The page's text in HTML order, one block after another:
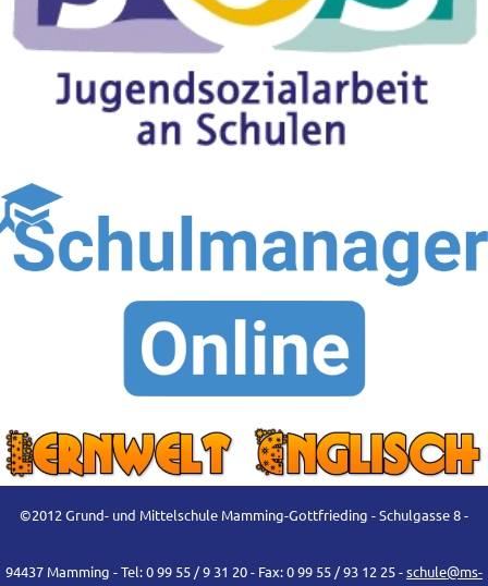
©2012 Grund- und Mittelschule Mamming-Gottfrieding - Schulgasse 8 -
94437 Mamming - Tel: 0 99 55 / 9 31 20 - Fax: 0 99 55 / 93 12 25 -schule@ms-